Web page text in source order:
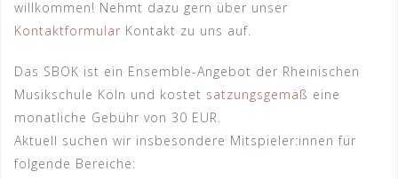
willkommen! Nehmt dazu gern über unser
Kontaktformular Kontakt zu uns auf.
Das SBOK ist ein Ensemble-Angebot der Rheinischen
Musikschule Köln und kostet satzungsgemäß eine
monatliche Gebühr von 30 EUR.
Aktuell suchen wir insbesondere Mitspieler:innen für
folgende Bereiche: